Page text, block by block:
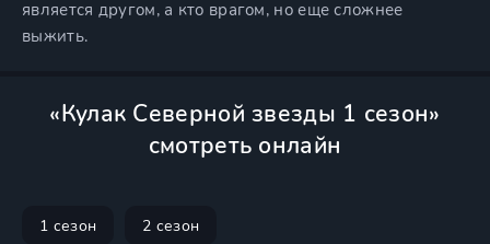
является другом, а кто врагом, но еще сложнее
выжить.
«Кулак Северной звезды 1 сезон»
смотреть онлайн
1 сезон 2 сезон